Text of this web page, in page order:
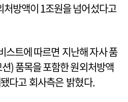
처방액이 1조원을 넘어섰다고
스트에 따르면 지난해 자사 품
) 품목을 포함한 원외처방액
다고 회사측은 밝혔다.